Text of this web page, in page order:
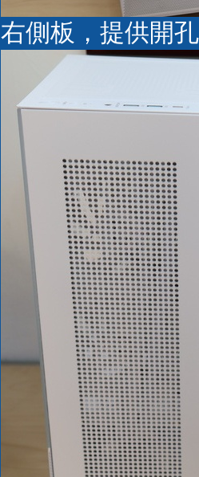
右側板，提供開